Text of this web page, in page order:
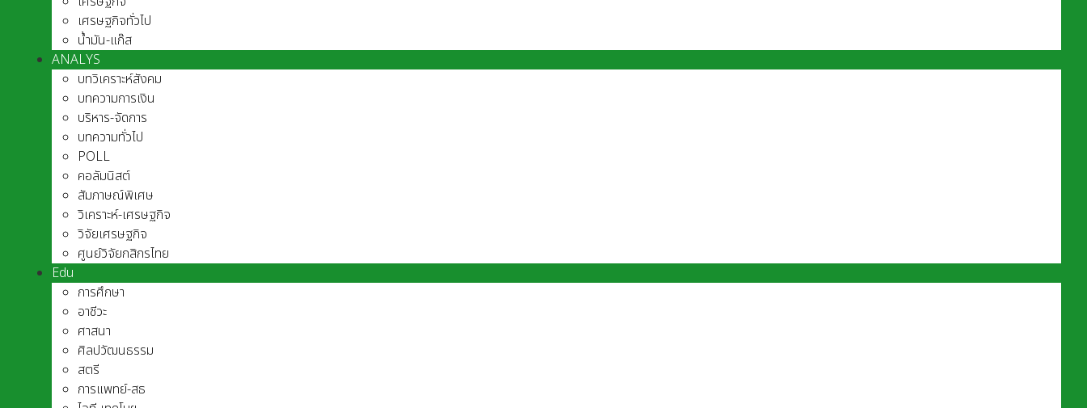
เศรษฐกิจทั่วไป
น้ำมัน-แก๊ส
ANALYS
บทวิเคราะห์สังคม
บทความการเงิน
บริหาร-จัดการ
บทความทั่วไป
POLL
คอลัมนิสต์
สัมภาษณ์พิเศษ
วิเคราะห์-เศรษฐกิจ
วิจัยเศรษฐกิจ
ศูนย์วิจัยกสิกรไทย
Edu
การศึกษา
อาชีวะ
ศาสนา
ศิลปวัฒนธรรม
สตรี
การแพทย์-สธ